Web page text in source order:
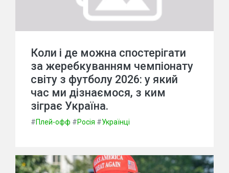
Коли і де можна спостерігати
за жеребкуванням чемпіонату
світу з футболу 2026: у який
час ми дізнаємося, з ким
зіграє Україна.
#Плей-офф #Росія #Українці